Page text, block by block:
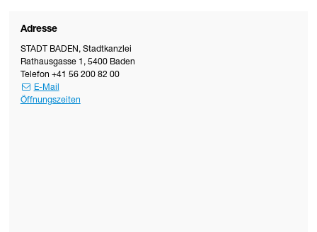
Adresse
STADT BADEN, Stadtkanzlei
Rathausgasse 1 , 5400 Baden
Telefon +41 56 200 82 00
E-Mail
Öffnungszeiten